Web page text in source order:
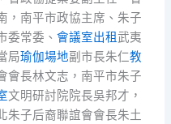
，南平市政協主席、朱子
委常委、會議室出租武夷
局瑜伽場地副市長朱仁教
會長林文志，南平市朱子
文明研討院院長吳邦才，
朱子后裔聯誼會會長朱土